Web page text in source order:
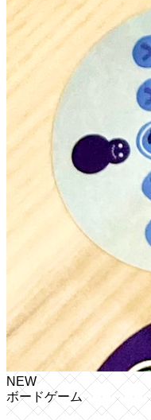
NEW
ボードゲーム